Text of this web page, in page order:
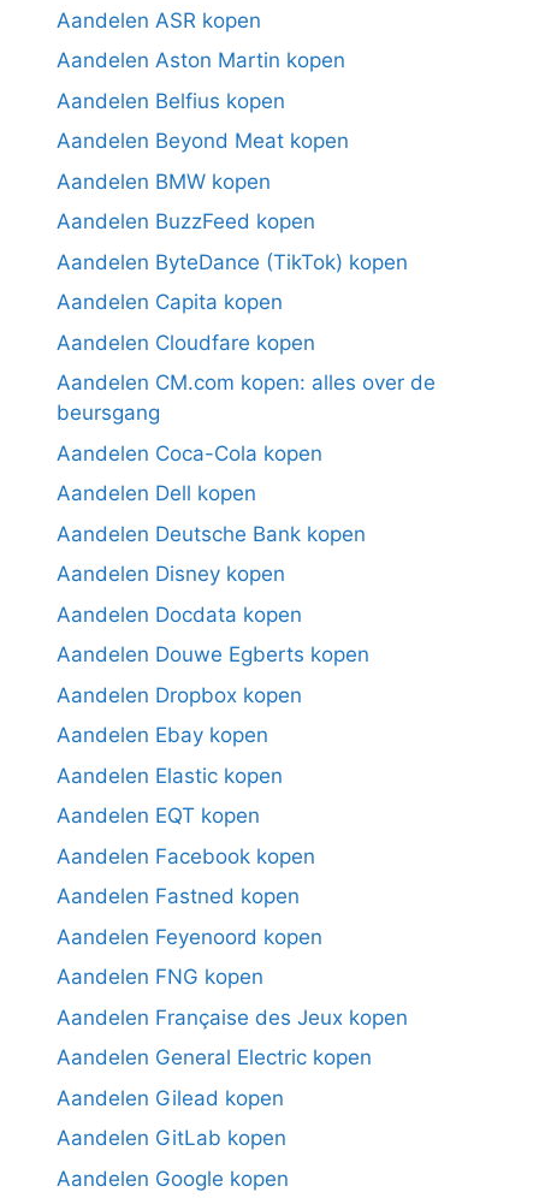
Aandelen ASR kopen
Aandelen Aston Martin kopen
Aandelen Belfius kopen
Aandelen Beyond Meat kopen
Aandelen BMW kopen
Aandelen BuzzFeed kopen
Aandelen ByteDance (TikTok) kopen
Aandelen Capita kopen
Aandelen Cloudfare kopen
Aandelen CM.com kopen: alles over de
beursgang
Aandelen Coca-Cola kopen
Aandelen Dell kopen
Aandelen Deutsche Bank kopen
Aandelen Disney kopen
Aandelen Docdata kopen
Aandelen Douwe Egberts kopen
Aandelen Dropbox kopen
Aandelen Ebay kopen
Aandelen Elastic kopen
Aandelen EQT kopen
Aandelen Facebook kopen
Aandelen Fastned kopen
Aandelen Feyenoord kopen
Aandelen FNG kopen
Aandelen Française des Jeux kopen
Aandelen General Electric kopen
Aandelen Gilead kopen
Aandelen GitLab kopen
Aandelen Google kopen